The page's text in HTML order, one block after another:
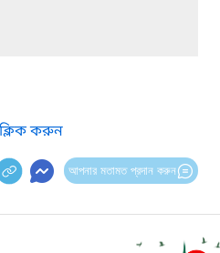
করুন
আপনার মতামত প্রদান করুন